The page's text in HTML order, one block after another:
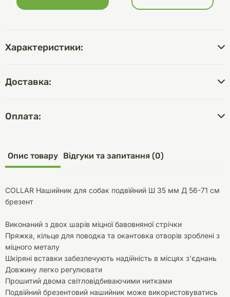
Характеристики:
Доставка:
Оплата:
Опис товару Відгуки та запитання (0)
COLLAR Нашийник для собак подвійний Ш 35 мм Д 56-71 см
брезент
Виконаний з двох шарів міцної бавовняної стрічки
Пряжка, кільце для поводка та окантовка отворів зроблені з
міцного металу
Шкіряні вставки забезпечують надійність в місцях з'єднань
Довжину легко регулювати
Прошитий двома світловідбиваючими нитками
Подвійний брезентовий нашийник може використовуватись